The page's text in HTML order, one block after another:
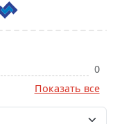
0
Показать все